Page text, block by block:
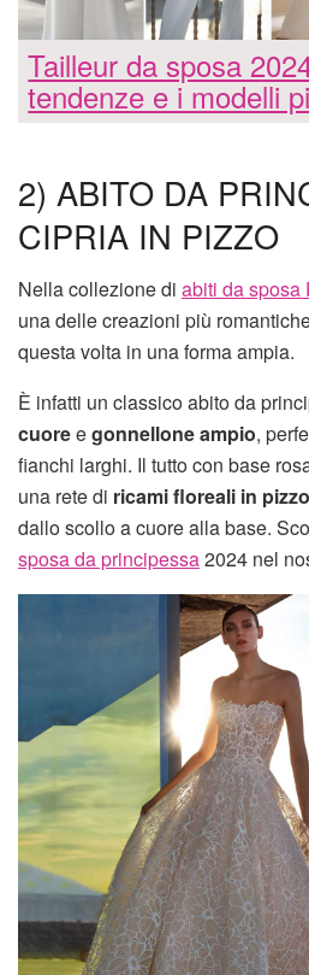
Tailleur da sposa
tendenze e i modelli
2) ABITO DA
CIPRIA IN PIZZO
Nella collezione di abiti da sposa
una delle creazioni più
questa volta in una forma ampia.
È infatti un classico abito da
cuoreegonnellone ampio,
fianchi larghi. Il tutto con base
una rete di ricami floreali in pizzo
dallo scollo a cuore alla base.
sposa da principessa2024 nel